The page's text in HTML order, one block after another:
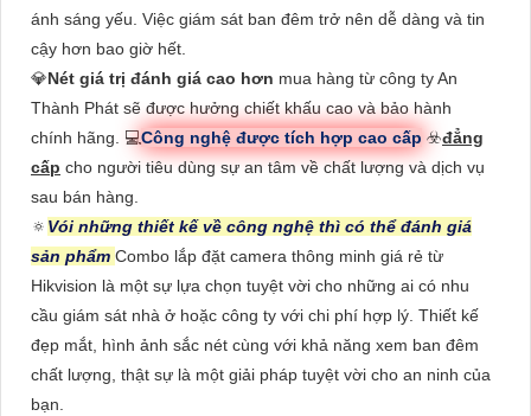
ánh sáng yếu. Việc giám sát ban đêm trở nên dễ dàng và tin
cậy hơn bao giờ hết.
💎Nét giá trị đánh giá cao hơn mua hàng từ công ty An
Thành Phát sẽ được hưởng chiết khấu cao và bảo hành
chính hãng. 💻Công nghệ được tích hợp cao cấp ☣️đẳng
cấp cho người tiêu dùng sự an tâm về chất lượng và dịch vụ
sau bán hàng.
🔅 Vói những thiết kế về công nghệ thì có thể đánh giá
sản phẩm Combo lắp đặt camera thông minh giá rẻ từ
Hikvision là một sự lựa chọn tuyệt vời cho những ai có nhu
cầu giám sát nhà ở hoặc công ty với chi phí hợp lý. Thiết kế
đẹp mắt, hình ảnh sắc nét cùng với khả năng xem ban đêm
chất lượng, thật sự là một giải pháp tuyệt vời cho an ninh của
bạn.